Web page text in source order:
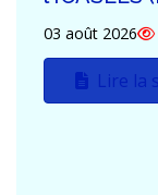
la c...
03 août 2026
Lire la